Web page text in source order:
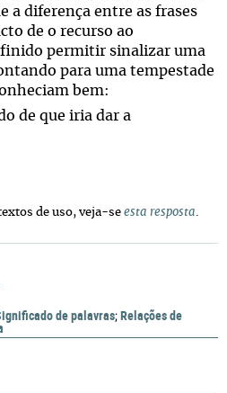
a diferença entre as frases
de o recurso ao
permitir sinalizar uma
para uma tempestade
bem:
de que iria dar a
de uso, veja-se esta resposta.
de palavras;Relações de